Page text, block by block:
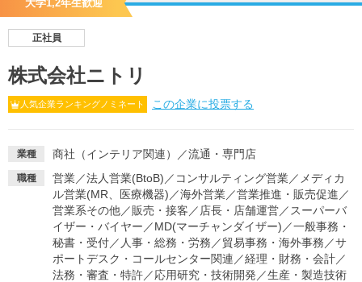
探す
【4年生】
採用情報を探す
【4年生】
イベントを探す スカウト お知らせ
就活ノウハウ・サポート
就活支援 就活コラム
大学1,2年生歓迎
正社員
株式会社ニトリ
人気企業ランキングノミネート この企業に投票する
業種 商社（インテリア関連） ／流通・専門店
職種 営業／法人営業(BtoB) ／ コンサルティング営業／ メディカ
ル営業(MR、医療機器) ／海外営業／営業推進・販売促進 ／
営業系その他／販売・接客 ／ 店長・店舗運営／ スーパーバ
イザー・バイヤー ／MD(マーチャンダイザー) ／一般事務・
秘書・受付／ 人事・総務・労務 ／貿易事務・海外事務 ／サ
ポートデスク・コールセンター関連 ／経理・財務・会計／
法務・審査・特許／応用研究・技術開発 ／生産・製造技術